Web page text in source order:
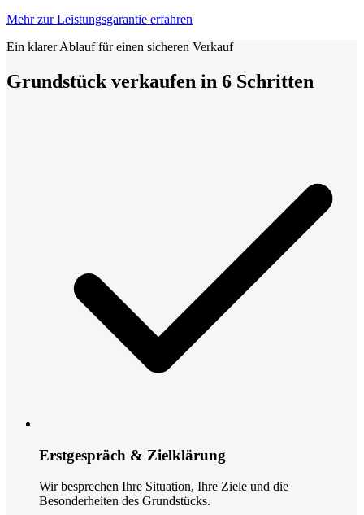
Mehr zur Leistungsgarantie erfahren
Ein klarer Ablauf für einen sicheren Verkauf
Grundstück verkaufen in 6 Schritten
Erstgespräch & Zielklärung
Wir besprechen Ihre Situation, Ihre Ziele und die
Besonderheiten des Grundstücks.